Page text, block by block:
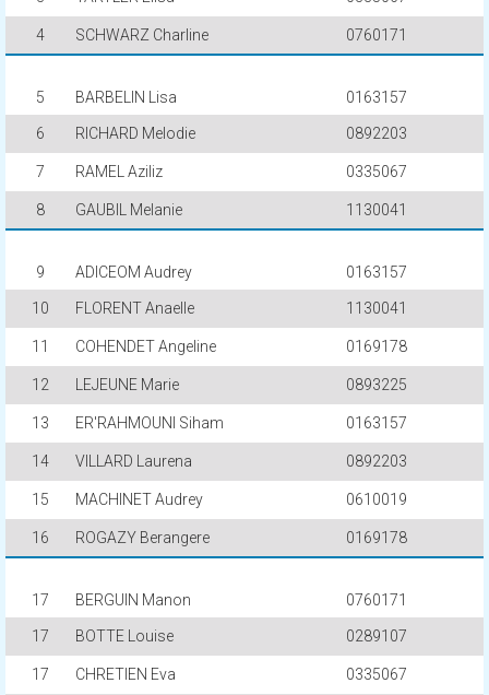
4 SCHWARZ Charline 0760171
5 BARBELIN Lisa 0163157
6 RICHARD Melodie 0892203
7 RAMEL Aziliz 0335067
8 GAUBIL Melanie 1130041
9 ADICEOM Audrey 0163157
10 FLORENT Anaelle 1130041
11 COHENDET Angeline 0169178
12 LEJEUNE Marie 0893225
13 ER'RAHMOUNI Siham 0163157
14 VILLARD Laurena 0892203
15 MACHINET Audrey 0610019
16 ROGAZY Berangere 0169178
17 BERGUIN Manon 0760171
17 BOTTE Louise 0289107
17 CHRETIEN Eva 0335067